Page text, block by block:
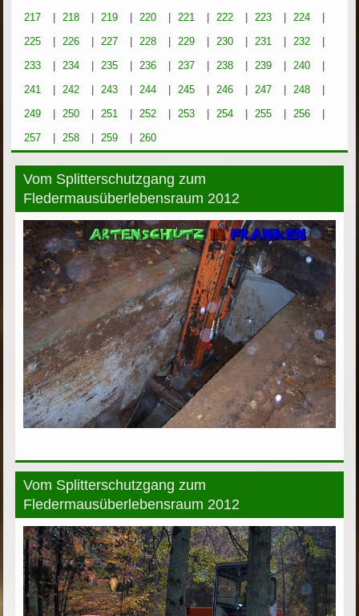
217
| 218 | 219 | 220 | 221 | 222 | 223 | 224
|
225
| 226 | 227 | 228 | 229 | 230 | 231 | 232
|
233
| 234 | 235 | 236 | 237 | 238 | 239 | 240
|
241
| 242 | 243 | 244 | 245 | 246 | 247 | 248
|
249
| 250 | 251 | 252 | 253 | 254 | 255 | 256
|
257
| 258 | 259 | 260
Vom Splitterschutzgang zum
Fledermausüberlebensraum 2012
Vom Splitterschutzgang zum
Fledermausüberlebensraum 2012